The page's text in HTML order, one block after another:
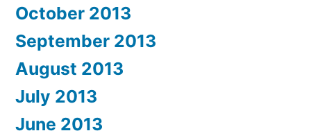
October 2013
September 2013
August 2013
July 2013
June 2013